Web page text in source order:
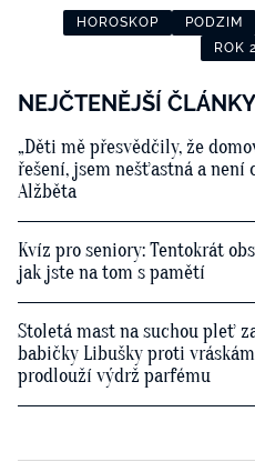
HOROSKOP PODZIM
ROK
NEJČTENĚJŠÍ ČLÁNKY
„Děti mě přesvědčily, že
řešení, jsem nešťastná a není
Alžběta
Kvíz pro seniory: Tentokrát
jak jste na tom s pamětí
Stoletá mast na suchou pleť
babičky Libušky proti
prodlouží výdrž parfému